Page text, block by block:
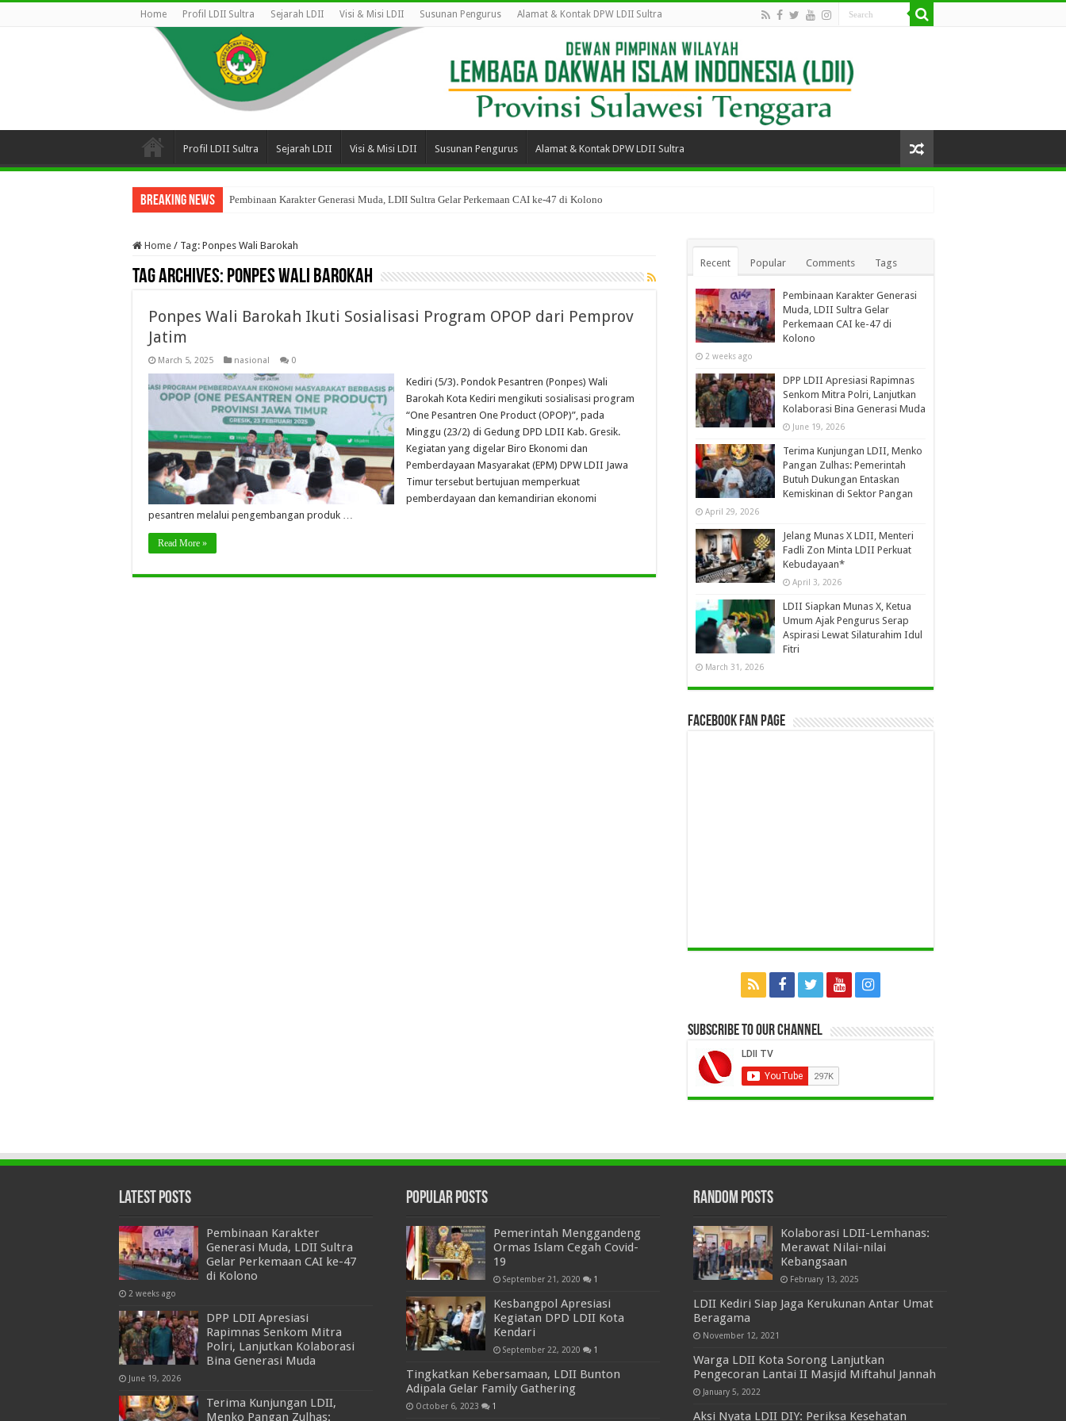
Home Profil LDII Sultra Sejarah LDII Visi & Misi LDII Susunan Pengurus Alamat & Kontak DPW LDII Sultra
Profil LDII Sultra Sejarah LDII Visi & Misi LDII Susunan Pengurus Alamat & Kontak DPW LDII Sultra
Breaking News Pembinaan Karakter Generasi Muda, LDII Sultra Gelar Perkemaan CAI ke-47 di Kolono
Home / Tag: Ponpes Wali Barokah
Tag Archives: Ponpes Wali Barokah
Ponpes Wali Barokah Ikuti Sosialisasi Program OPOP dari Pemprov
Jatim
March 5, 2025 nasional 0
Kediri (5/3). Pondok Pesantren (Ponpes) Wali
Barokah Kota Kediri mengikuti sosialisasi program
“One Pesantren One Product (OPOP)”, pada
Minggu (23/2) di Gedung DPD LDII Kab. Gresik.
Kegiatan yang digelar Biro Ekonomi dan
Pemberdayaan Masyarakat (EPM) DPW LDII Jawa
Timur tersebut bertujuan memperkuat
pemberdayaan dan kemandirian ekonomi
pesantren melalui pengembangan produk …
Read More »
Recent Popular Comments Tags
Pembinaan Karakter Generasi
Muda, LDII Sultra Gelar
Perkemaan CAI ke-47 di
Kolono
2 weeks ago
DPP LDII Apresiasi Rapimnas
Senkom Mitra Polri, Lanjutkan
Kolaborasi Bina Generasi Muda
June 19, 2026
Terima Kunjungan LDII, Menko
Pangan Zulhas: Pemerintah
Butuh Dukungan Entaskan
Kemiskinan di Sektor Pangan
April 29, 2026
Jelang Munas X LDII, Menteri
Fadli Zon Minta LDII Perkuat
Kebudayaan*
April 3, 2026
LDII Siapkan Munas X, Ketua
Umum Ajak Pengurus Serap
Aspirasi Lewat Silaturahim Idul
Fitri
March 31, 2026
Facebook Fan Page
Subscribe to our Channel
Latest Posts
Pembinaan Karakter
Generasi Muda, LDII Sultra
Gelar Perkemaan CAI ke-47
di Kolono
2 weeks ago
DPP LDII Apresiasi
Rapimnas Senkom Mitra
Polri, Lanjutkan Kolaborasi
Bina Generasi Muda
June 19, 2026
Terima Kunjungan LDII,
Menko Pangan Zulhas:
Popular Posts
Pemerintah Menggandeng
Ormas Islam Cegah Covid-
19
September 21, 2020 1
Kesbangpol Apresiasi
Kegiatan DPD LDII Kota
Kendari
September 22, 2020 1
Tingkatkan Kebersamaan, LDII Bunton
Adipala Gelar Family Gathering
October 6, 2023 1
Random Posts
Kolaborasi LDII-Lemhanas:
Merawat Nilai-nilai
Kebangsaan
February 13, 2025
LDII Kediri Siap Jaga Kerukunan Antar Umat
Beragama
November 12, 2021
Warga LDII Kota Sorong Lanjutkan
Pengecoran Lantai II Masjid Miftahul Jannah
January 5, 2022
Aksi Nyata LDII DIY: Periksa Kesehatan